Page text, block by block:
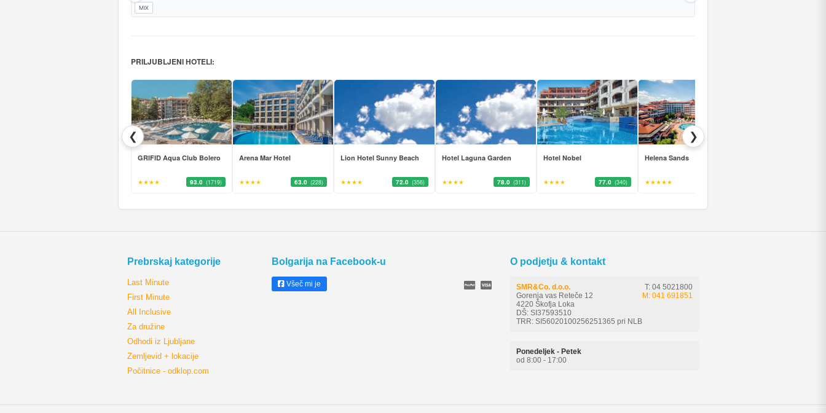
MIX
PRILJUBLJENI HOTELI:
❮
GRIFID Aqua Club Bolero
★★★★ 93.0 (1719)
Arena Mar Hotel
★★★★ 63.0 (228)
Lion Hotel Sunny Beach
★★★★ 72.0 (356)
Hotel Laguna Garden
★★★★ 78.0 (311)
Hotel Nobel
★★★★ 77.0 (340)
Helena Sands
★★★★★
❯
Prebrskaj kategorije
Last Minute
First Minute
All Inclusive
Za družine
Odhodi iz Ljubljane
Zemljevid + lokacije
Počitnice - odklop.com
Bolgarija na Facebook-u
Všeč mi je
O podjetju & kontakt
SMR&Co. d.o.o.
Gorenja vas Reteče 12
4220 Škofja Loka
DŠ: SI37593510
TRR: SI56020100256251365 pri NLB
T: 04 5021800
M: 041 691851
Ponedeljek - Petek
od 8:00 - 17:00